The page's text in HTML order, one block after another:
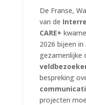
De Franse,
van de
CARE+
2026 bijeen
gezamenlijke
bespreking
projecten